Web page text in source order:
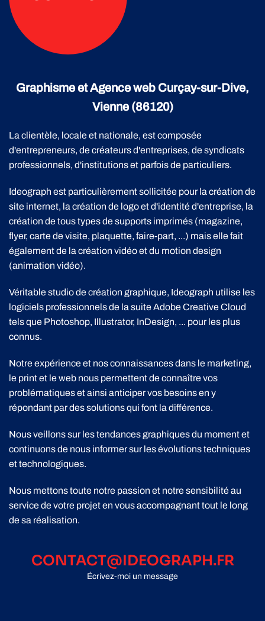
Graphisme et Agence web Curçay-sur-Dive,
Vienne (86120)
La clientèle, locale et nationale, est composée
d'entrepreneurs, de créateurs d'entreprises, de syndicats
professionnels, d'institutions et parfois de particuliers.
Ideograph est particulièrement sollicitée pour la création de
site internet, la création de logo et d'identité d'entreprise, la
création de tous types de supports imprimés (magazine,
flyer, carte de visite, plaquette, faire-part, ...) mais elle fait
également de la création vidéo et du motion design
(animation vidéo).
Véritable studio de création graphique, Ideograph utilise les
logiciels professionnels de la suite Adobe Creative Cloud
tels que Photoshop, Illustrator, InDesign, ... pour les plus
connus.
Notre expérience et nos connaissances dans le marketing,
le print et le web nous permettent de connaître vos
problématiques et ainsi anticiper vos besoins en y
répondant par des solutions qui font la différence.
Nous veillons sur les tendances graphiques du moment et
continuons de nous informer sur les évolutions techniques
et technologiques.
Nous mettons toute notre passion et notre sensibilité au
service de votre projet en vous accompagnant tout le long
de sa réalisation.
CONTACT@IDEOGRAPH.FR
Écrivez-moi un message